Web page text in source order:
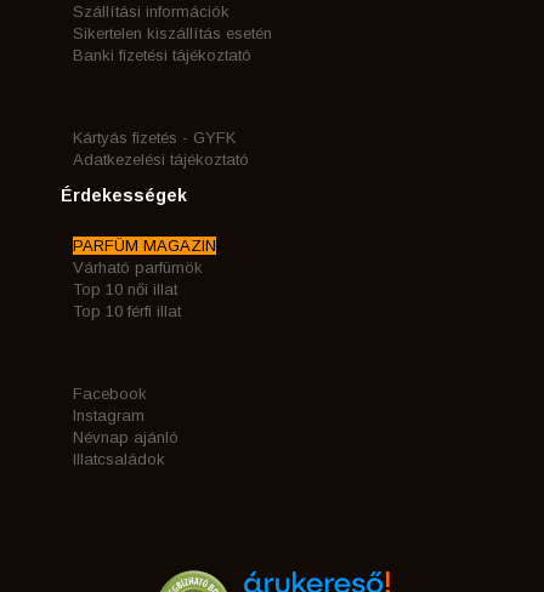
Szállítási információk
Sikertelen kiszállítás esetén
Banki fizetési tájékoztató
Kártyás fizetés - GYFK
Adatkezelési tájékoztató
Érdekességek
PARFÜM MAGAZIN
Várható parfümök
Top 10 női illat
Top 10 férfi illat
Facebook
Instagram
Névnap ajánló
Illatcsaládok